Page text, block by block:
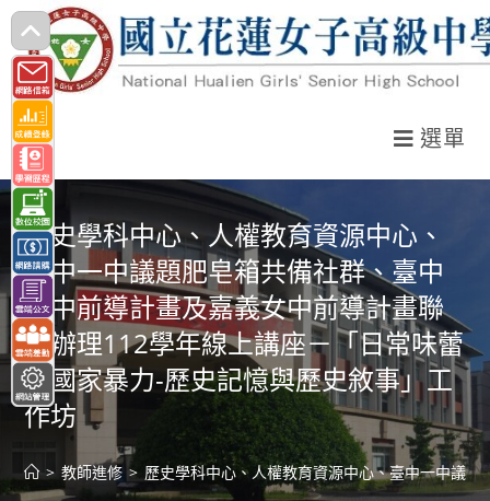
跳
轉
至
主
要
內
容
選單
歷史學科中心、人權教育資源中心、
臺中一中議題肥皂箱共備社群、臺中
一中前導計畫及嘉義女中前導計畫聯
合辦理112學年線上講座－「日常味蕾
與國家暴力-歷史記憶與歷史敘事」工
作坊
> 教師進修 > 歷史學科中心、人權教育資源中心、臺中一中議